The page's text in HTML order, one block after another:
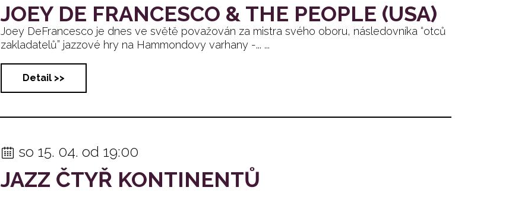
JOEY DE FRANCESCO & THE PEOPLE (USA)
Joey DeFrancesco je dnes ve světě považován za mistra svého oboru, následovníka “otců
zakladatelů” jazzové hry na Hammondovy varhany -... ...
Detail >>
so 15. 04. od 19:00
JAZZ ČTYŘ KONTINENTŮ